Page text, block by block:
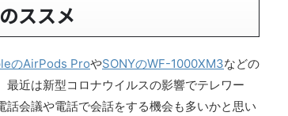
ススメ
のAirPods ProやSONYのWF-1000XM3などの
最近は新型コロナウイルスの影響でテレワー
会議や電話で会話をする機会も多いかと思い